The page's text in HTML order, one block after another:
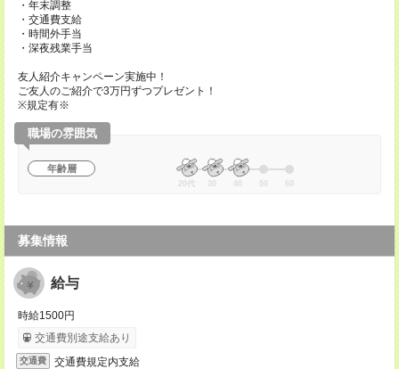
・年末調整
・交通費支給
・時間外手当
・深夜残業手当
友人紹介キャンペーン実施中！
ご友人のご紹介で3万円ずつプレゼント！
※規定有※
職場の雰囲気
年齢層
20代 30 40 50 60
募集情報
給与
時給1500円
交通費別途支給あり
交通費 交通費規定内支給